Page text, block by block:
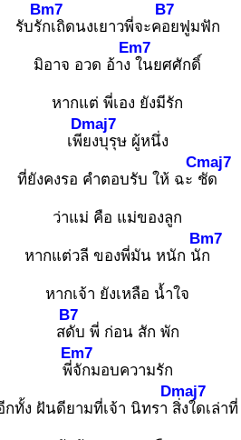
รับรั
Bm7
กเถิดนงเยาวพี่จะค
B7
อยฟูมฟัก
มิอาจ อวด อ้าง
Em7
ในยศศักดิ์
หากแต่ พี่เอง ยังมีรัก
เพี
Dmaj7
ยงบุรุษ ผู้หนึ่ง
ที่ยังคงรอ คำตอบรับ ให้ ฉะ
Cmaj7
ชัด
ว่าแม่ คือ แม่ของลูก
หากแต่วลี ของพี่มัน หนัก นั
Bm7
ก
หากเจ้า ยังเหลือ น้ำใจ
ส
B7
ดับ พี่ ก่อน สัก พัก
พี่
Em7
จักมอบความรัก
กทั้ง ฝันดียามที่เจ้า นิทรา
Dmaj7
สิ่งใดเล่าที่